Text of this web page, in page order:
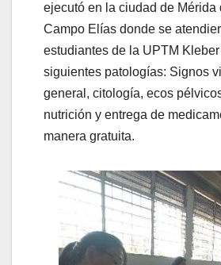
ejecutó en la ciudad de
Campo Elías donde se
estudiantes de la UPTM
siguientes patologías: Signos
general, citología, ecos
nutrición y entrega de
manera gratuita.